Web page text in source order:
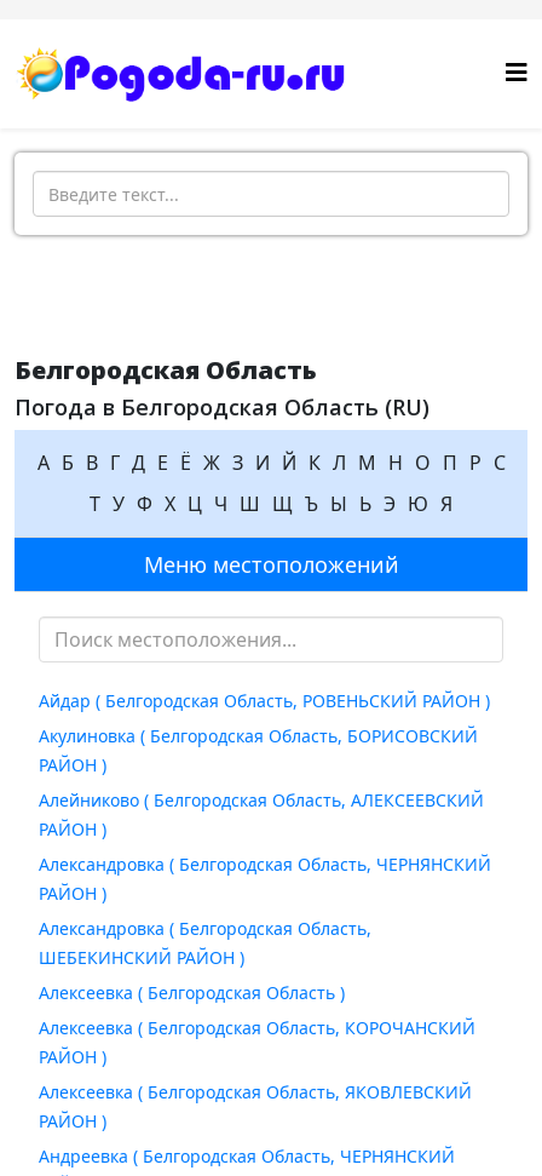
Поиск
Белгородская Область
Погода в Белгородская Область (RU)
А Б В Г Д Е Ё Ж З И Й К Л М Н О П Р С
Т У Ф Х Ц Ч Ш Щ Ъ Ы Ь Э Ю Я
Меню местоположений
Айдар ( Белгородская Область, РОВЕНЬСКИЙ РАЙОН )
Акулиновка ( Белгородская Область, БОРИСОВСКИЙ
РАЙОН )
Алейниково ( Белгородская Область, АЛЕКСЕЕВСКИЙ
РАЙОН )
Александровка ( Белгородская Область, ЧЕРНЯНСКИЙ
РАЙОН )
Александровка ( Белгородская Область,
ШЕБЕКИНСКИЙ РАЙОН )
Алексеевка ( Белгородская Область )
Алексеевка ( Белгородская Область, КОРОЧАНСКИЙ
РАЙОН )
Алексеевка ( Белгородская Область, ЯКОВЛЕВСКИЙ
РАЙОН )
Андреевка ( Белгородская Область, ЧЕРНЯНСКИЙ